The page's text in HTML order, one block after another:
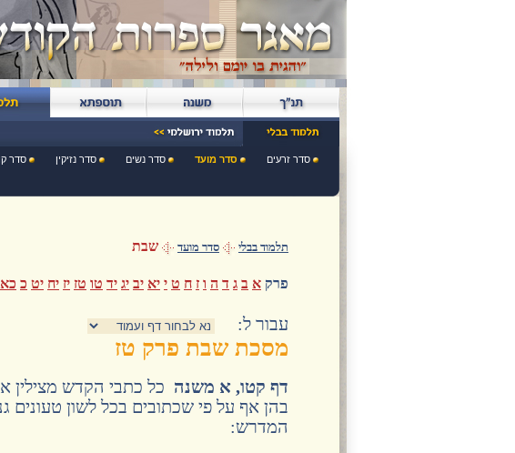
סדר זרעים סדר מועד סדר נשים סדר נזיקין סדר
תלמוד בבלי סדר מועד שבת
פרק א ב ג ד ה ו ז ח ט י יא יב יג יד טו טז יז יח יט כ כא
:עבור ל
מסכת שבת פרק טז
דף קטו, א משנה כל כתבי הקדש מצילין
בהן אף על פי שכתובים בכל לשון טעונים
המדרש: